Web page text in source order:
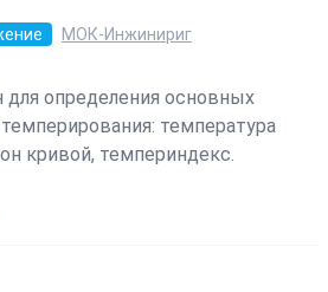
МОК-Инжинириг
для определения основных
температура
кривой, темпериндекс.